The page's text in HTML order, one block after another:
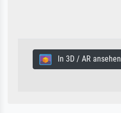
In 3D / AR ansehen